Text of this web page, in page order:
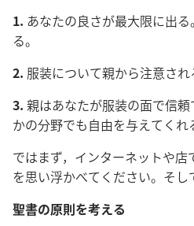
1. あなたの良さが最大限に出
る。
2. 服装について親から注意され
3. 親はあなたが服装の面で信
かの分野でも自由を与えてくれ
ではまず，インターネットや店
を思い浮かべてください。そ
聖書の原則を考える